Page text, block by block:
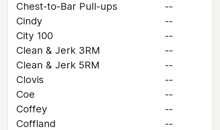
Chest-to-Bar Pull-ups
--
Cindy
--
City 100
--
Clean & Jerk 3RM
--
Clean & Jerk 5RM
--
Clovis
--
Coe
--
Coffey
--
Coffland
--